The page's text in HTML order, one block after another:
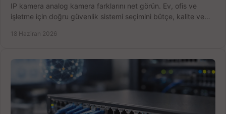
IP kamera analog kamera farklarını net görün. Ev, ofis ve
işletme için doğru güvenlik sistemi seçimini bütçe, kalite ve
18 Haziran 2026